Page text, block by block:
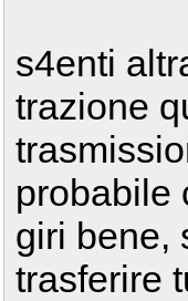
s4enti
trazione
probabile
giri bene,
trasferire